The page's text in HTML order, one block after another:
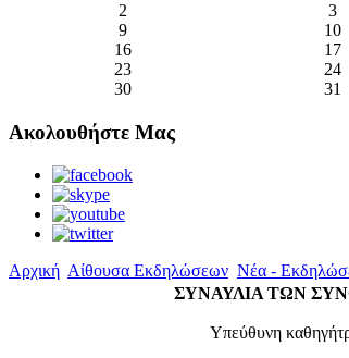
2
3
9
10
16
17
23
24
30
31
Ακολουθήστε Μας
Αρχική Αίθουσα Εκδηλώσεων Νέα -
ΣΥΝΑΥΛΙΑ ΤΩΝ
Υπεύθυνη